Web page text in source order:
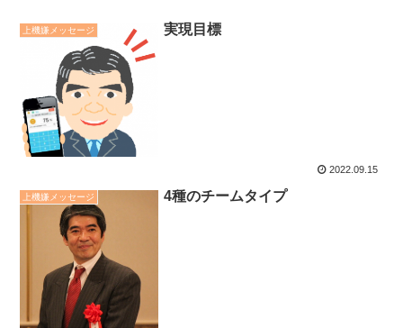
上機嫌メッセージ 実現目標
2022.09.15
上機嫌メッセージ 4種のチームタイプ